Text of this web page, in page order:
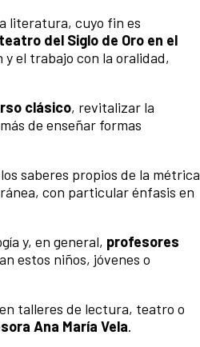
literatura, cuyo fin es
del Siglo de Oro en el
el trabajo con la oralidad,
clásico, revitalizar la
de enseñar formas
saberes propios de la métrica
con particular énfasis en
y, en general, profesores
estos niños, jóvenes o
talleres de lectura, teatro o
Ana María Vela.